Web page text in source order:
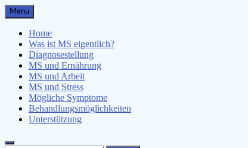
Skip
to
content
Menu
Home
Was ist MS eigentlich?
Diagnosestellung
MS und Ernährung
MS und Arbeit
MS und Stress
Mögliche Symptome
Behandlungsmöglichkeiten
Unterstützung